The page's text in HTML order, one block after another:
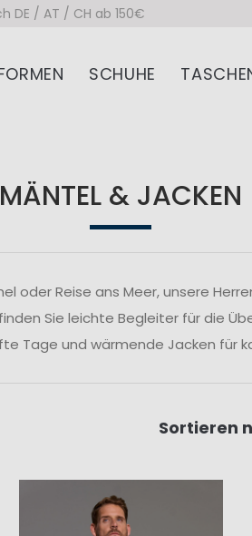
DE / AT / CH ab 150€
SCHUHE
MÄNTEL & JACKEN
oder Reise ans Meer, unsere
Sie leichte Begleiter für die
Tage und wärmende Jacken für
Sortieren